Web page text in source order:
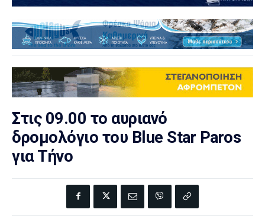
Στις 09.00 το αυριανό
δρομολόγιο του Blue Star Paros
για Τήνο